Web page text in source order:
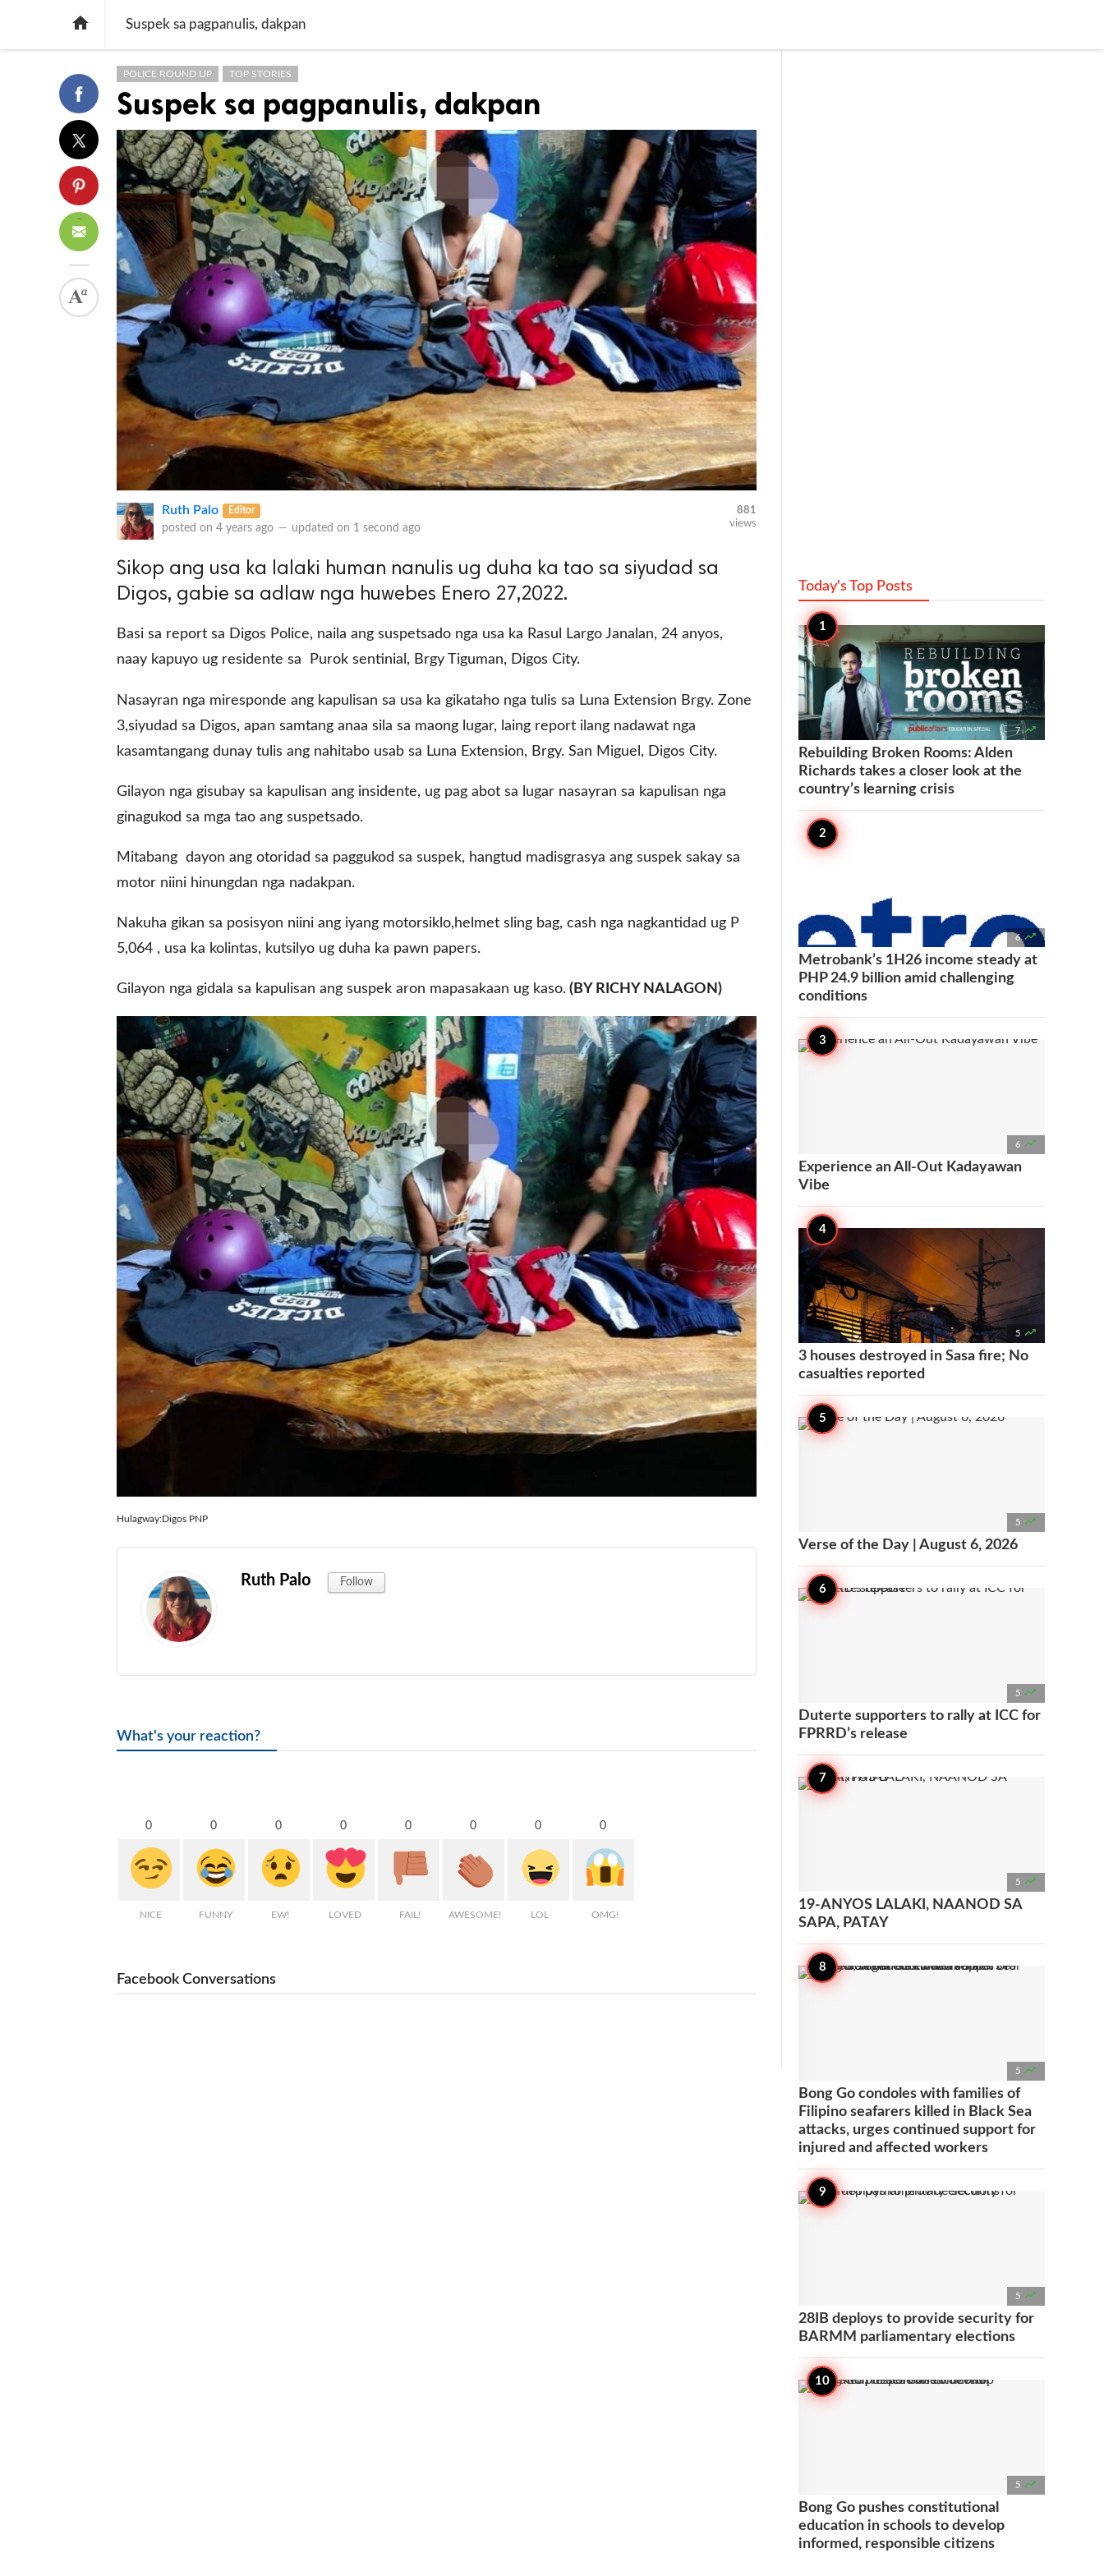
 Suspek sa pagpanulis, dakpan
POLICE ROUND UP TOP STORIES
Suspek sa pagpanulis, dakpan
Ruth Palo Editor
posted on 4 years ago — updated on 1 second ago
881
views
Sikop ang usa ka lalaki human nanulis ug duha ka tao sa siyudad sa
Digos, gabie sa adlaw nga huwebes Enero 27,2022.
Basi sa report sa Digos Police, naila ang suspetsado nga usa ka Rasul Largo Janalan, 24 anyos,
naay kapuyo ug residente sa Purok sentinial, Brgy Tiguman, Digos City.
Nasayran nga miresponde ang kapulisan sa usa ka gikataho nga tulis sa Luna Extension Brgy. Zone
3,siyudad sa Digos, apan samtang anaa sila sa maong lugar, laing report ilang nadawat nga
kasamtangang dunay tulis ang nahitabo usab sa Luna Extension, Brgy. San Miguel, Digos City.
Gilayon nga gisubay sa kapulisan ang insidente, ug pag abot sa lugar nasayran sa kapulisan nga
ginagukod sa mga tao ang suspetsado.
Mitabang dayon ang otoridad sa paggukod sa suspek, hangtud madisgrasya ang suspek sakay sa
motor niini hinungdan nga nadakpan.
Nakuha gikan sa posisyon niini ang iyang motorsiklo,helmet sling bag, cash nga nagkantidad ug P
5,064 , usa ka kolintas, kutsilyo ug duha ka pawn papers.
Gilayon nga gidala sa kapulisan ang suspek aron mapasakaan ug kaso. (BY RICHY NALAGON)
Hulagway:Digos PNP
Ruth Palo Follow
What's your reaction?
0
NICE
0
FUNNY
0
EW!
0
LOVED
0
FAIL!
0
AWESOME!
0
LOL
0
OMG!
Facebook Conversations
Today's Top Posts
7 
Rebuilding Broken Rooms: Alden
Richards takes a closer look at the
country’s learning crisis
6 
Metrobank’s 1H26 income steady at
PHP 24.9 billion amid challenging
conditions
6 
Experience an All-Out Kadayawan
Vibe
5 
3 houses destroyed in Sasa fire; No
casualties reported
5 
Verse of the Day | August 6, 2026
5 
Duterte supporters to rally at ICC for
FPRRD’s release
5 
19-ANYOS LALAKI, NAANOD SA
SAPA, PATAY
5 
Bong Go condoles with families of
Filipino seafarers killed in Black Sea
attacks, urges continued support for
injured and affected workers
5 
28IB deploys to provide security for
BARMM parliamentary elections
5 
Bong Go pushes constitutional
education in schools to develop
informed, responsible citizens